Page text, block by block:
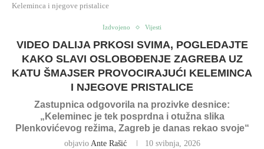
Keleminca i njegove pristalice
Izdvojeno Vijesti
VIDEO DALIJA PRKOSI SVIMA, POGLEDAJTE
KAKO SLAVI OSLOBOĐENJE ZAGREBA UZ
KATU ŠMAJSER PROVOCIRAJUĆI KELEMINCA
I NJEGOVE PRISTALICE
Zastupnica odgovorila na prozivke desnice:
„Keleminec je tek posprdna i otužna slika
Plenkovićevog režima, Zagreb je danas rekao svoje“
objavio Ante Rašić 10 svibnja, 2026